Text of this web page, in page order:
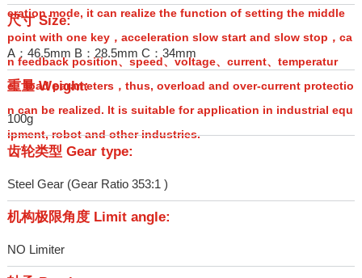
eration mode, it can realize the function of setting the middle
point with one key，acceleration slow start and slow stop，ca
n feedback position、speed、voltage、current、temperatur
e、load parameters，thus, overload and over-current protectio
n can be realized. It is suitable for application in industrial equ
ipment, robot and other industries.
尺寸 Size:
A：46.5mm B：28.5mm C：34mm
重量 Weight:
100g
齿轮类型 Gear type:
Steel Gear (Gear Ratio 353:1 )
机构极限角度 Limit angle:
NO Limiter